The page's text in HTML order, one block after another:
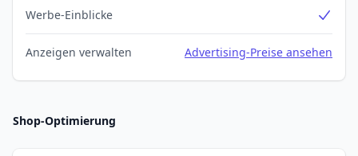
Werbe-Einblicke
Anzeigen verwalten Advertising-Preise ansehen
Shop-Optimierung